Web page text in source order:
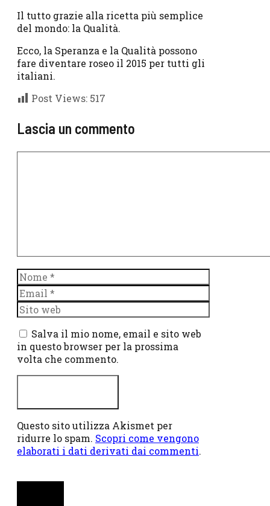
Il tutto grazie alla ricetta più semplice
del mondo: la Qualità.
Ecco, la Speranza e la Qualità possono
fare diventare roseo il 2015 per tutti gli
italiani.
Post Views: 517
Lascia un commento
Nome
Email
Sito
web
Salva il mio nome, email e sito web
in questo browser per la prossima
volta che commento.
Questo sito utilizza Akismet per
ridurre lo spam. Scopri come vengono
elaborati i dati derivati dai commenti.